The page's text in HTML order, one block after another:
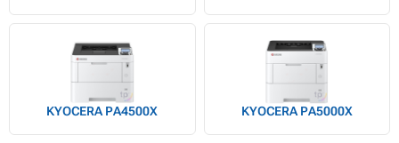
KYOCERA PA4500X KYOCERA PA5000X